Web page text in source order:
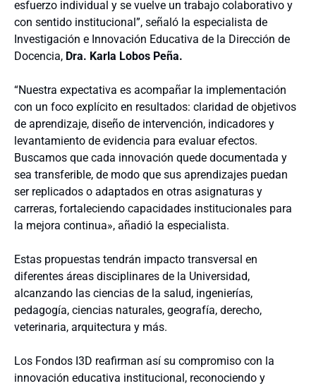
esfuerzo individual y se vuelve un trabajo colaborativo y
con sentido institucional”, señaló la especialista de
Investigación e Innovación Educativa de la Dirección de
Docencia, Dra. Karla Lobos Peña.
“Nuestra expectativa es acompañar la implementación
con un foco explícito en resultados: claridad de objetivos
de aprendizaje, diseño de intervención, indicadores y
levantamiento de evidencia para evaluar efectos.
Buscamos que cada innovación quede documentada y
sea transferible, de modo que sus aprendizajes puedan
ser replicados o adaptados en otras asignaturas y
carreras, fortaleciendo capacidades institucionales para
la mejora continua», añadió la especialista.
Estas propuestas tendrán impacto transversal en
diferentes áreas disciplinares de la Universidad,
alcanzando las ciencias de la salud, ingenierías,
pedagogía, ciencias naturales, geografía, derecho,
veterinaria, arquitectura y más.
Los Fondos I3D reafirman así su compromiso con la
innovación educativa institucional, reconociendo y